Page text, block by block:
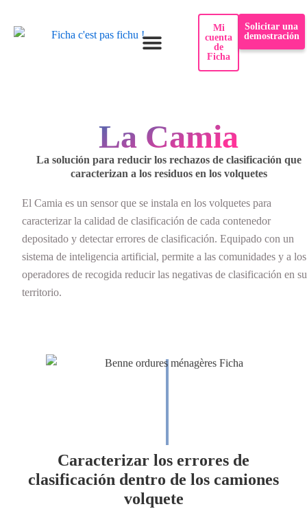
al
Mi
cuenta
de
Ficha
Solicitar una
demostración
La Camia
La solución para reducir los rechazos de clasificación que
caracterizan a los residuos en los volquetes
El Camia es un sensor que se instala en los volquetes para
caracterizar la calidad de clasificación de cada contenedor
depositado y detectar errores de clasificación. Equipado con un
sistema de inteligencia artificial, permite a las comunidades y a los
operadores de recogida reducir las negativas de clasificación en su
territorio.
Caracterizar los errores de
clasificación dentro de los camiones
volquete